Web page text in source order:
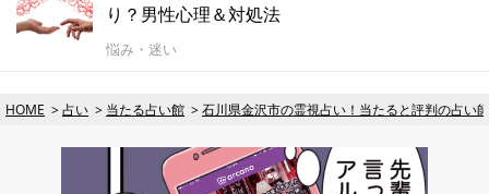
り？男性心理＆対処法
悩み・迷い
HOME 占い 当たる占い館 石川県金沢市の霊視占い！当たると評判の占い